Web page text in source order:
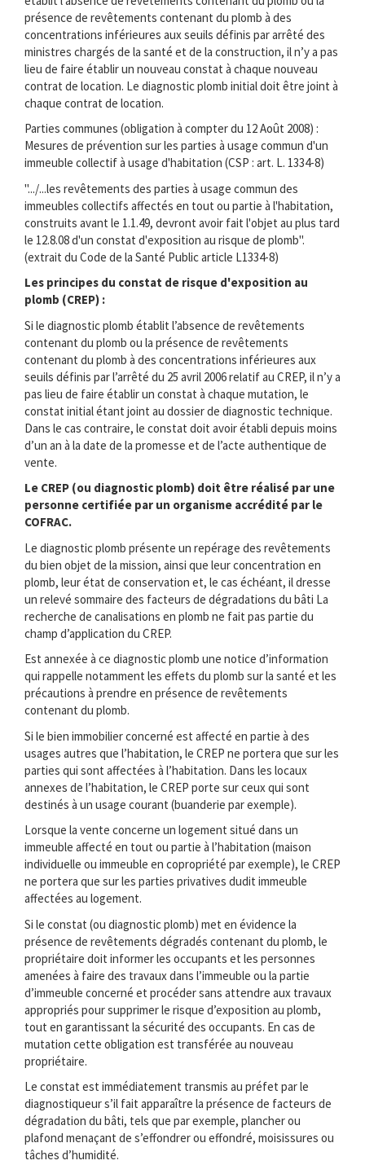
présence de revêtements contenant du plomb à des
concentrations inférieures aux seuils définis par arrêté des
ministres chargés de la santé et de la construction, il n’y a pas
lieu de faire établir un nouveau constat à chaque nouveau
contrat de location. Le diagnostic plomb initial doit être joint à
chaque contrat de location.
Parties communes (obligation à compter du 12 Août 2008) :
Mesures de prévention sur les parties à usage commun d'un
immeuble collectif à usage d'habitation (CSP : art. L. 1334-8)
".../...les revêtements des parties à usage commun des
immeubles collectifs affectés en tout ou partie à l'habitation,
construits avant le 1.1.49, devront avoir fait l'objet au plus tard
le 12.8.08 d'un constat d'exposition au risque de plomb".
(extrait du Code de la Santé Public article L1334-8)
Les principes du constat de risque d'exposition au
plomb (CREP) :
Si le diagnostic plomb établit l’absence de revêtements
contenant du plomb ou la présence de revêtements
contenant du plomb à des concentrations inférieures aux
seuils définis par l’arrêté du 25 avril 2006 relatif au CREP, il n’y a
pas lieu de faire établir un constat à chaque mutation, le
constat initial étant joint au dossier de diagnostic technique.
Dans le cas contraire, le constat doit avoir établi depuis moins
d’un an à la date de la promesse et de l’acte authentique de
vente.
Le CREP (ou diagnostic plomb) doit être réalisé par une
personne certifiée par un organisme accrédité par le
COFRAC.
Le diagnostic plomb présente un repérage des revêtements
du bien objet de la mission, ainsi que leur concentration en
plomb, leur état de conservation et, le cas échéant, il dresse
un relevé sommaire des facteurs de dégradations du bâti La
recherche de canalisations en plomb ne fait pas partie du
champ d’application du CREP.
Est annexée à ce diagnostic plomb une notice d’information
qui rappelle notamment les effets du plomb sur la santé et les
précautions à prendre en présence de revêtements
contenant du plomb.
Si le bien immobilier concerné est affecté en partie à des
usages autres que l’habitation, le CREP ne portera que sur les
parties qui sont affectées à l’habitation. Dans les locaux
annexes de l’habitation, le CREP porte sur ceux qui sont
destinés à un usage courant (buanderie par exemple).
Lorsque la vente concerne un logement situé dans un
immeuble affecté en tout ou partie à l’habitation (maison
individuelle ou immeuble en copropriété par exemple), le CREP
ne portera que sur les parties privatives dudit immeuble
affectées au logement.
Si le constat (ou diagnostic plomb) met en évidence la
présence de revêtements dégradés contenant du plomb, le
propriétaire doit informer les occupants et les personnes
amenées à faire des travaux dans l’immeuble ou la partie
d’immeuble concerné et procéder sans attendre aux travaux
appropriés pour supprimer le risque d’exposition au plomb,
tout en garantissant la sécurité des occupants. En cas de
mutation cette obligation est transférée au nouveau
propriétaire.
Le constat est immédiatement transmis au préfet par le
diagnostiqueur s’il fait apparaître la présence de facteurs de
dégradation du bâti, tels que par exemple, plancher ou
plafond menaçant de s’effondrer ou effondré, moisissures ou
tâches d’humidité.